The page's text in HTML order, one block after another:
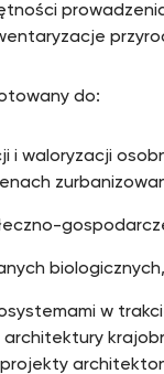
do:
i waloryzacji
biologicznych,
w